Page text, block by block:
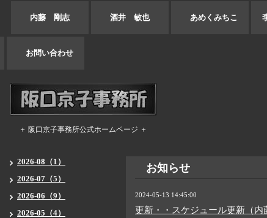
内藤 剛志 酒井 敏也 あめくみちこ
お問い合わせ
＋ 阪口京子事務所公式ホームページ ＋
お知らせ
2024-05-13 14:45:00
更新・・スケジュール更新（内
2026-08（1）
2026-07（5）
2026-06（9）
2026-05（4）